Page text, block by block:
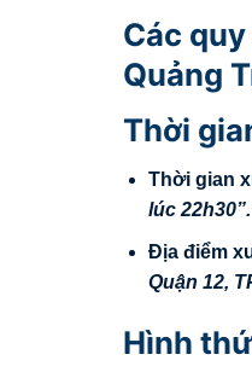
Các
Quảng
Thời
Thời gian
lúc 22h30”.
Địa điểm
Quận 12,
Hình